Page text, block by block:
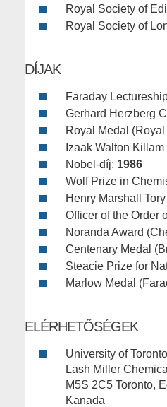
Royal Society of
Royal Society of
DÍJAK
Faraday
Gerhard Herzberg
Royal Medal
Izaak Walton
Nobel-díj: 1986
Wolf Prize in
Henry Marshall
Officer of the Order
Noranda Award
Centenary Medal
Steacie Prize for
Marlow Medal
ELÉRHETŐSÉGEK
University of Toronto
Lash Miller
M5S 2C5 Toronto,
Kanada